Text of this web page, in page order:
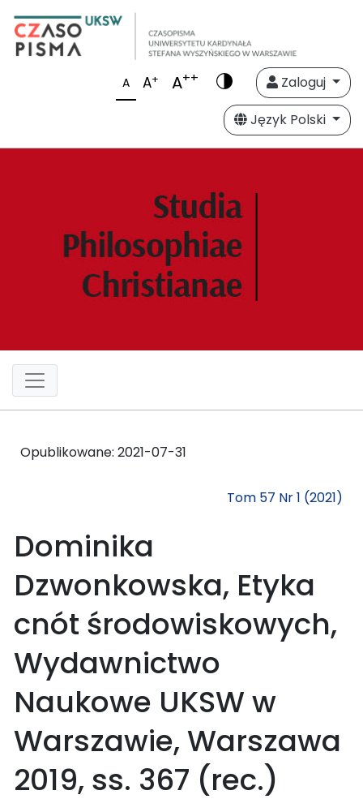
A A+ A++
Zaloguj
Język Polski
Opublikowane: 2021-07-31
Tom 57 Nr 1 (2021)
Dominika
Dzwonkowska, Etyka
cnót środowiskowych,
Wydawnictwo
Naukowe UKSW w
Warszawie, Warszawa
2019, ss. 367 (rec.)